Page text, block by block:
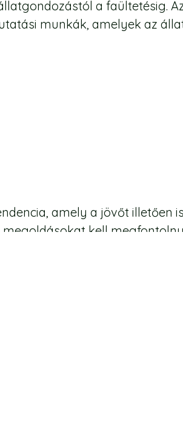
a faültetésig.
munkák, amelyek az
amely a jövőt illetően
kell